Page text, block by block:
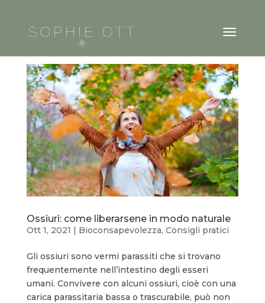
Ossiuri: come liberarsene in modo naturale
Ott 1, 2021 | Bioconsapevolezza, Consigli pratici
Gli ossiuri sono vermi parassiti che si trovano
frequentemente nell’intestino degli esseri
umani. Convivere con alcuni ossiuri, cioè con una
carica parassitaria bassa o trascurabile, può non